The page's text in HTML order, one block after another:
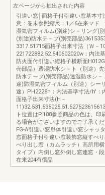
左ページから抽出された内容
引違い窓│面格子付引違い窓基本寸
意：巻末参照縮尺：1／6在来マド
湿気密フィルム(別途)シ－リング(
(別途)防水テ－プ(別売部品
3317.51715面格子出来寸法（Ｗ－10
221722882.52.540602020w：内法
防火面付引違い縦格子横断面
売部品）透湿防水シ－ト（別途）
防水テープ(別売部品)透湿防水シ－
途)防湿気密フィルム（別途）シー
途）PH2228h：内法基準寸法/h'：
面格子出来寸法(H－
ト位置はP.188参照商品の色は、
る場合がございますのでご了承く
FG-A引違い窓単体引違い窓シャッ
窓面格子付引違い窓装飾窓縦すべ
べり出し窓（カムラッチ）高所用
タイプ）内倒し窓外倒し窓連窓・
在来204有償品